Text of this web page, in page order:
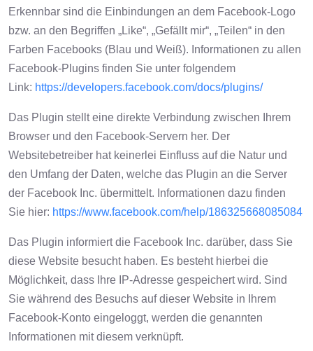
Erkennbar sind die Einbindungen an dem Facebook-Logo
bzw. an den Begriffen „Like“, „Gefällt mir“, „Teilen“ in den
Farben Facebooks (Blau und Weiß). Informationen zu allen
Facebook-Plugins finden Sie unter folgendem
Link: https://developers.facebook.com/docs/plugins/
Das Plugin stellt eine direkte Verbindung zwischen Ihrem
Browser und den Facebook-Servern her. Der
Websitebetreiber hat keinerlei Einfluss auf die Natur und
den Umfang der Daten, welche das Plugin an die Server
der Facebook Inc. übermittelt. Informationen dazu finden
Sie hier: https://www.facebook.com/help/186325668085084
Das Plugin informiert die Facebook Inc. darüber, dass Sie
diese Website besucht haben. Es besteht hierbei die
Möglichkeit, dass Ihre IP-Adresse gespeichert wird. Sind
Sie während des Besuchs auf dieser Website in Ihrem
Facebook-Konto eingeloggt, werden die genannten
Informationen mit diesem verknüpft.